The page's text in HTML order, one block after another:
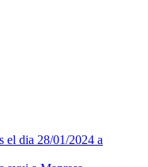
el dia 28/01/2024 a